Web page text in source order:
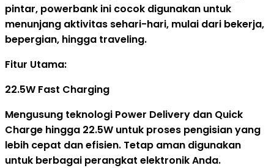
Lightning
quantity
pintar, powerbank ini cocok digunakan untuk
menunjang aktivitas sehari-hari, mulai dari bekerja,
bepergian, hingga traveling.
Fitur Utama:
22.5W Fast Charging
Mengusung teknologi Power Delivery dan Quick
Charge hingga 22.5W untuk proses pengisian yang
lebih cepat dan efisien. Tetap aman digunakan
untuk berbagai perangkat elektronik Anda.